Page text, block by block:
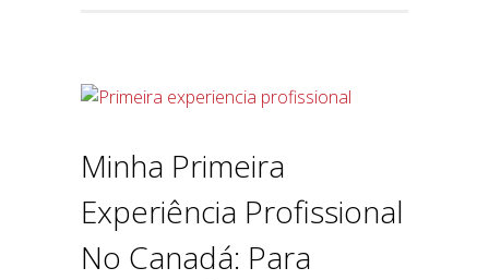
Minha Primeira
Experiência Profissional
No Canadá: Para